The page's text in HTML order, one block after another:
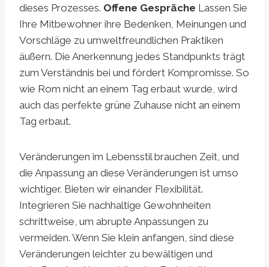
dieses Prozesses. Offene Gespräche Lassen Sie
Ihre Mitbewohner ihre Bedenken, Meinungen und
Vorschläge zu umweltfreundlichen Praktiken
äußern. Die Anerkennung jedes Standpunkts trägt
zum Verständnis bei und fördert Kompromisse. So
wie Rom nicht an einem Tag erbaut wurde, wird
auch das perfekte grüne Zuhause nicht an einem
Tag erbaut.
Veränderungen im Lebensstil brauchen Zeit, und
die Anpassung an diese Veränderungen ist umso
wichtiger. Bieten wir einander Flexibilität.
Integrieren Sie nachhaltige Gewohnheiten
schrittweise, um abrupte Anpassungen zu
vermeiden. Wenn Sie klein anfangen, sind diese
Veränderungen leichter zu bewältigen und